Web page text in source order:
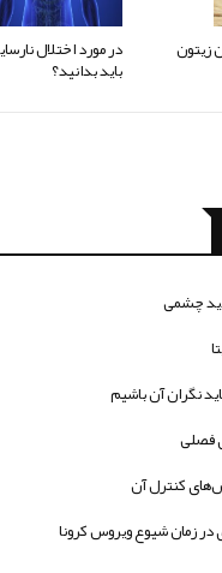
زیتون در مورد اختلال
باید بدانید؟
چشمی
نگران آن باشیم
فصلی
کنترل آن
در زمان شیوع ویروس کرونا